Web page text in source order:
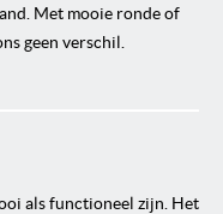
Met mooie ronde of
geen verschil.
als functioneel zijn. Het